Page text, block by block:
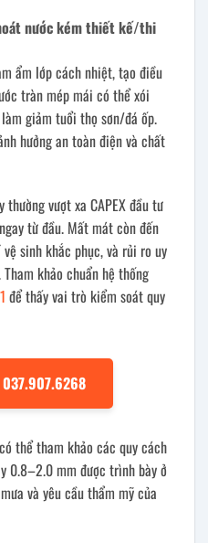
nước kém thiết kế/thi
ẩm lớp cách nhiệt, tạo điều
tràn mép mái có thể xói
giảm tuổi thọ sơn/đá ốp.
hưởng an toàn điện và chất
vượt xa CAPEX đầu tư
từ đầu. Mất mát còn đến
sinh khắc phục, và rủi ro uy
khảo chuẩn hệ thống
để thấy vai trò kiểm soát quy
037.907.6268
thể tham khảo các quy cách
0.8–2.0 mm được trình bày ở
và yêu cầu thẩm mỹ của